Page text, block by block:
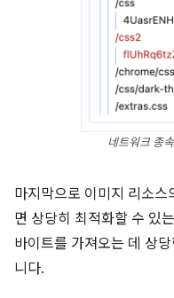
네트워크 종
마지막으로 이미지 리소스
면 상당히 최적화할 수 있
바이트를 가져오는 데 상
니다.